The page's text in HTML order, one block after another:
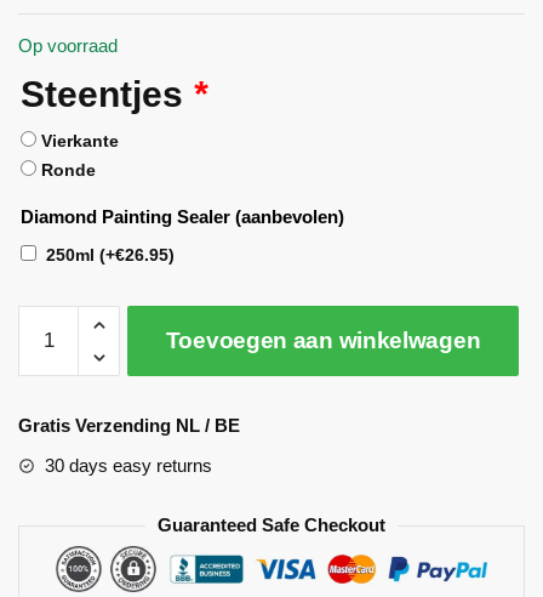
Op voorraad
Steentjes *
Vierkante
Ronde
Diamond Painting Sealer (aanbevolen)
250ml (+€26.95)
Toevoegen aan winkelwagen
l
e
Gratis Verzending NL / BE
30 days easy returns
Guaranteed Safe Checkout